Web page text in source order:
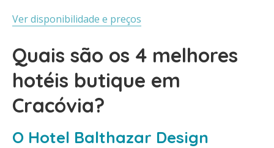
Ver disponibilidade e preços
Quais são os 4 melhores
hotéis butique em
Cracóvia?
O Hotel Balthazar Design